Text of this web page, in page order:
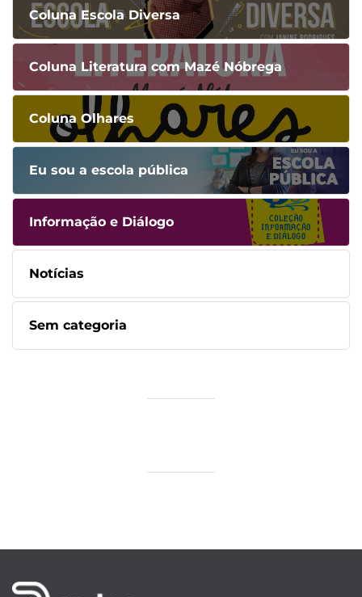
Coluna Escola Diversa
Coluna Literatura com Mazé Nóbrega
Coluna Olhares
Eu sou a escola pública
Informação e Diálogo
Notícias
Sem categoria